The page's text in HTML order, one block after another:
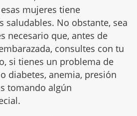
mujeres tiene
saludables. No obstante, sea
necesario que, antes de
consultes con tu
si tienes un problema de
diabetes, anemia, presión
tomando algún